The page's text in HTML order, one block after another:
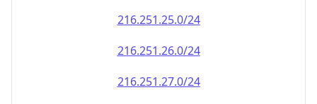
216.251.25.0/24
216.251.26.0/24
216.251.27.0/24